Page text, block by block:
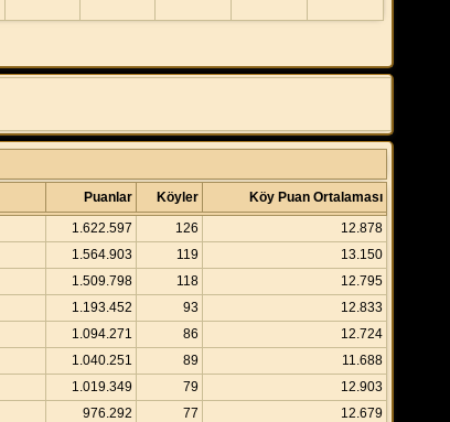
Puanlar Köyler
Köy Puan Ortalaması
1.622.597 126
12.878
1.564.903 119
13.150
1.509.798 118
12.795
1.193.452 93
12.833
1.094.271 86
12.724
1.040.251 89
11.688
1.019.349 79
12.903
976.292 77
12.679